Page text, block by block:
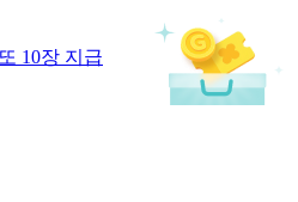
10장 지급